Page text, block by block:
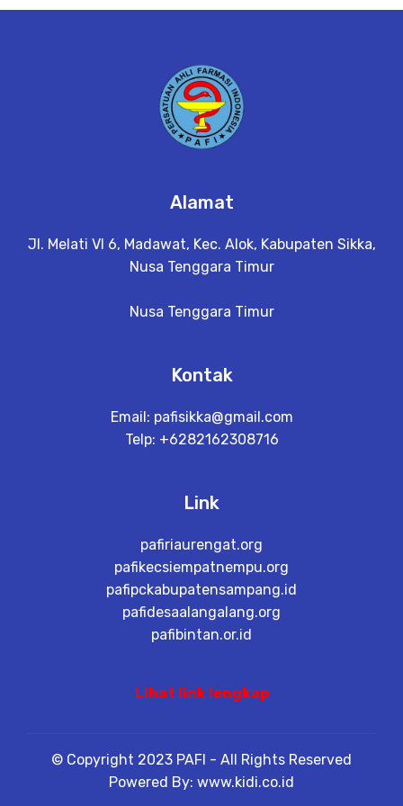
Alamat
Jl. Melati VI 6, Madawat, Kec. Alok, Kabupaten Sikka,
Nusa Tenggara Timur
Nusa Tenggara Timur
Kontak
Email: pafisikka@gmail.com
Telp: +6282162308716
Link
pafiriaurengat.org
pafikecsiempatnempu.org
pafipckabupatensampang.id
pafidesaalangalang.org
pafibintan.or.id
Lihat link lengkap
© Copyright 2023 PAFI - All Rights Reserved
Powered By: www.kidi.co.id